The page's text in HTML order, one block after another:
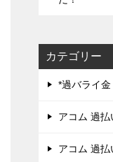
カテゴリー
*過バライ
アコム 過
アコム 過払